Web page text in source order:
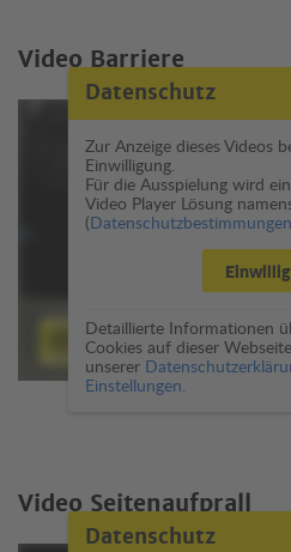
Video Barriere
Datenschutz
Zur Anzeige dieses Videos
Einwilligung.
Für die Ausspielung wird
Video Player Lösung
(
Detaillierte Informationen
Cookies auf dieser
unserer
Einstellungen.
Video Seitenaufprall
Datenschutz